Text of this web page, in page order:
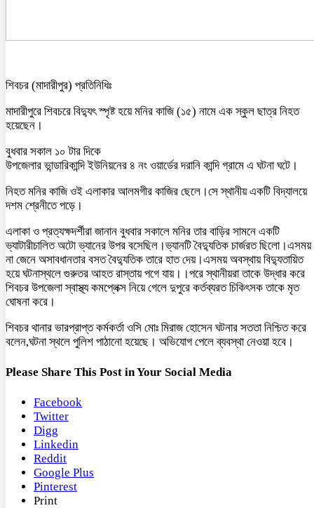
শিবচর (মাদারীপুর) প্রতিনিধিঃ
মাদারীপুরে শিবচরে বিদ্যুৎ স্পৃষ্ট হয়ে মনির কাজি (১৫) নামে এক স্কুল ছাত্র নিহত
হয়েছেন।
বুধবার সকাল ১০ টার দিকে
উপজেলার ভান্ডারিকান্দি ইউনিয়নের ৪ নং ওয়ার্ডের দরানি কান্দি গ্রামে এ ঘটনা ঘটে।
নিহত মনির কাজি ওই এলাকার আলমগীর কাজির ছেলে।সে স্থানীয় একটি বিদ্যালয়ে
দশম শ্রেনীতে পড়ে।
এলাকা ও প্রত্যক্ষদর্শীরা জানান বুধবার সকালে মনির তার বাড়ির সামনে একটি
ভ্যাটারীচালিত অটো ভ্যানের উপর বসেছিল।ভ্যানটি বৈদ্যুতিক চার্জরত ছিলো।এসময়
না জেনে অসাবধানতার বসত বৈদ্যুতিক তারে হাত দেয়।এসময় অবস্থায় বিদ্যুতায়িত
হয়ে ঘটনাস্থলে গুরুতর আহত রাস্তায় পগে যায়।।পরে স্থানীয়রা তাকে উদ্ধার করে
শিবচর উপজেলা স্বাস্থ্য কমপ্লেক্স নিয়ে গেলে দুপুরে কর্তব্যরত চিকিৎসক তাকে মৃত
ঘোষনা করে।
শিবচর থানার ভারপ্রাপ্ত কর্মকর্তা ওসি মোঃ মিরাজ হোসেন ঘটনার সততা নিশ্চিত করে
বলেন,ঘটনা স্থলে পুলিশ পাঠানো হয়েছে। অভিযোগ পেলে ব্যবস্থা নেওয়া হবে।
Please Share This Post in Your Social Media
Facebook
Twitter
Digg
Linkedin
Reddit
Google Plus
Pinterest
Print